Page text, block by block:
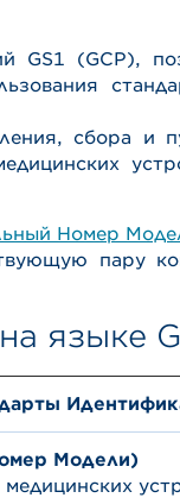
GS1 (GCP),
сбора и
Номер
пару
языке
Модели)